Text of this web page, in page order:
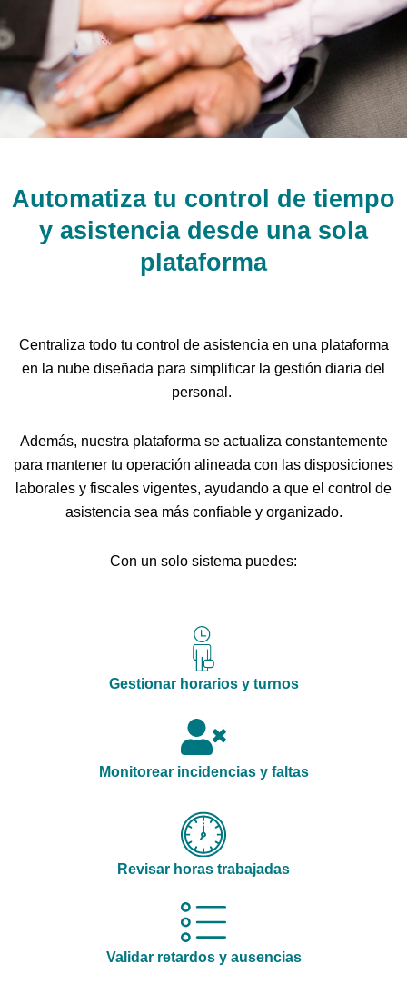
Automatiza tu control de tiempo
y asistencia desde una sola
plataforma
Centraliza todo tu control de asistencia en una plataforma
en la nube diseñada para simplificar la gestión diaria del
personal.
Además, nuestra plataforma se actualiza constantemente
para mantener tu operación alineada con las disposiciones
laborales y fiscales vigentes, ayudando a que el control de
asistencia sea más confiable y organizado.
Con un solo sistema puedes:
Gestionar horarios y turnos
Monitorear incidencias y faltas
Revisar horas trabajadas
Validar retardos y ausencias